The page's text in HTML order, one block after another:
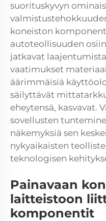
suorituskyvyn
koneiston
autoteollisuuden
jatkavat
vaatimukset
äärimmäisiä
säilyttävät
eheytensä, kasvavat.
sovellusten
näkemyksiä sen
nykyaikaisten
teknologisen
Painavaan
laitteistoon
komponentit